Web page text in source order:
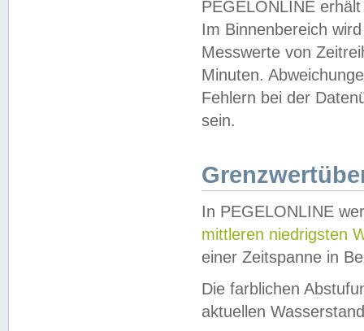
PEGELONLINE
Im Binnenbereich
Messwerte von
Minuten.
Fehlern bei der
sein.
In PEGELONLINE
mittleren niedrigsten
einer Zeitspanne in
Die farblichen
aktuellen